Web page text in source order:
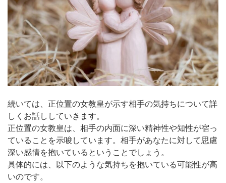
続いては、正位置の女教皇が示す相手の気持ちについて詳
しくお話ししていきます。
正位置の女教皇は、相手の内面に深い精神性や知性が宿っ
ていることを示唆しています。相手があなたに対して思慮
深い感情を抱いているということでしょう。
具体的には、以下のような気持ちを抱いている可能性が高
いのです。